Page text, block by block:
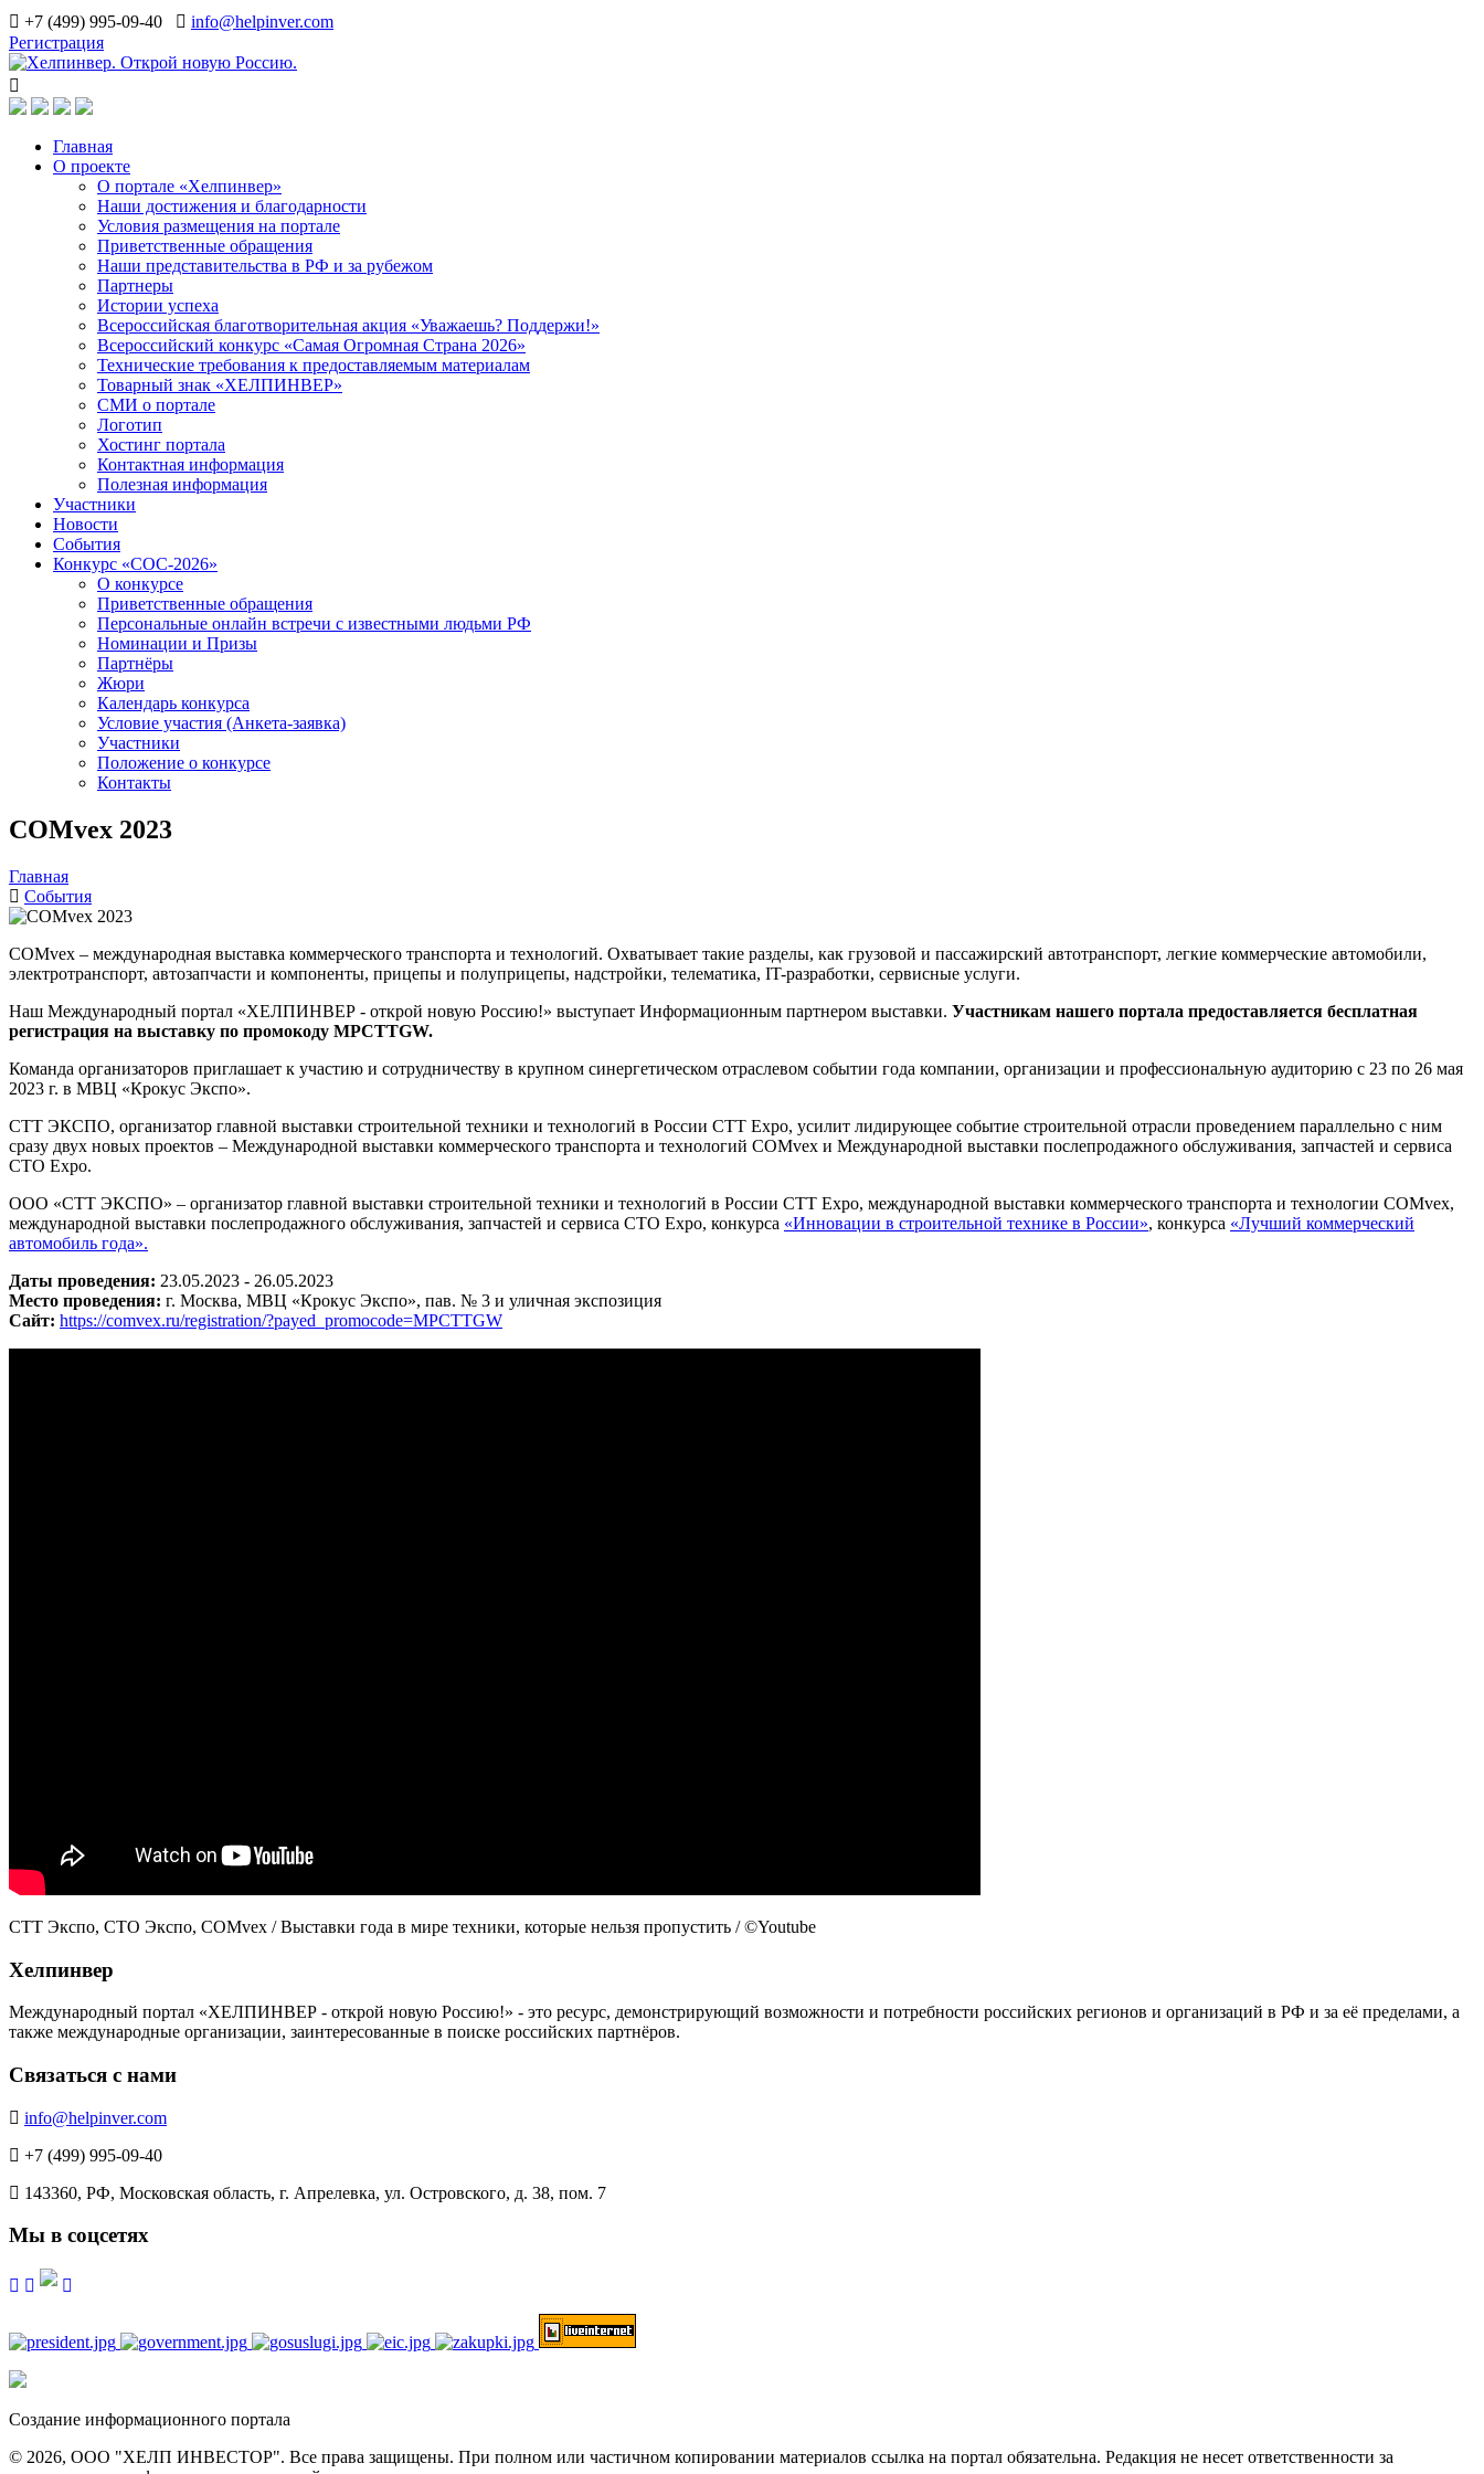
+7 (499) 995-09-40
info@helpinver.com
Регистрация
Главная
О проекте
О портале «Хелпинвер»
Наши достижения и благодарности
Условия размещения на портале
Приветственные обращения
Наши представительства в РФ и за рубежом
Партнеры
Истории успеха
Всероссийская благотворительная акция «Уважаешь? Поддержи!»
Всероссийский конкурс «Самая Огромная Страна 2026»
Технические требования к предоставляемым материалам
Товарный знак «ХЕЛПИНВЕР»
СМИ о портале
Логотип
Хостинг портала
Контактная информация
Полезная информация
Участники
Новости
События
Конкурс «СОС-2026»
О конкурсе
Приветственные обращения
Персональные онлайн встречи с известными людьми РФ
Номинации и Призы
Партнёры
Жюри
Календарь конкурса
Условие участия (Анкета-заявка)
Участники
Положение о конкурсе
Контакты
COMvex 2023
Главная
События
COMvex – международная выставка коммерческого транспорта и технологий. Охватывает такие разделы, как грузовой и пассажирский автотранспорт, легкие коммерческие автомобили,
электротранспорт, автозапчасти и компоненты, прицепы и полуприцепы, надстройки, телематика, IT-разработки, сервисные услуги.
Наш Международный портал «ХЕЛПИНВЕР - открой новую Россию!» выступает Информационным партнером выставки. Участникам нашего портала предоставляется бесплатная
регистрация на выставку по промокоду MPCTTGW.
Команда организаторов приглашает к участию и сотрудничеству в крупном синергетическом отраслевом событии года компании, организации и профессиональную аудиторию c 23 по 26 мая
2023 г. в МВЦ «Крокус Экспо».
СТТ ЭКСПО, организатор главной выставки строительной техники и технологий в России СТТ Expo, усилит лидирующее событие строительной отрасли проведением параллельно с ним
сразу двух новых проектов – Международной выставки коммерческого транспорта и технологий COMvex и Международной выставки послепродажного обслуживания, запчастей и сервиса
СTO Expo.
ООО «СТТ ЭКСПО» – организатор главной выставки строительной техники и технологий в России СTT Expo, международной выставки коммерческого транспорта и технологии COMvex,
международной выставки послепродажного обслуживания, запчастей и сервиса CTO Expo, конкурса «Инновации в строительной технике в России», конкурса «Лучший коммерческий
автомобиль года».
Даты проведения: 23.05.2023 - 26.05.2023
Место проведения: г. Москва, МВЦ «Крокус Экспо», пав. № 3 и уличная экспозиция
Сайт: https://comvex.ru/registration/?payed_promocode=MPCTTGW
СТТ Экспо, СТО Экспо, СOMvex / Выставки года в мире техники, которые нельзя пропустить / ©Youtube
Хелпинвер
Международный портал «ХЕЛПИНВЕР - открой новую Россию!» - это ресурс, демонстрирующий возможности и потребности российских регионов и организаций в РФ и за её пределами, а
также международные организации, заинтересованные в поиске российских партнёров.
Связаться с нами
info@helpinver.com
+7 (499) 995-09-40
143360, РФ, Московская область, г. Апрелевка, ул. Островского, д. 38, пом. 7
Мы в соцсетях
Создание информационного портала
© 2026, ООО "ХЕЛП ИНВЕСТОР". Все права защищены. При полном или частичном копировании материалов ссылка на портал обязательна. Редакция не несет ответственности за